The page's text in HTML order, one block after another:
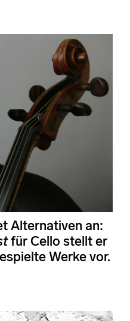
Alternativen an:
für Cello stellt er
Werke vor.